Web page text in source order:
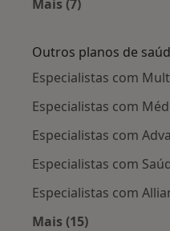
Mais (7)
Outros planos de
Especialistas com
Especialistas com
Especialistas com
Especialistas com
Especialistas com
Mais (15)